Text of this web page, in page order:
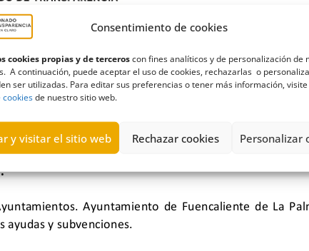
Consentimiento de cookies
cookies propias y de terceroscon fines analíticos y de personalización de
A continuación, puede aceptar el uso de cookies, rechazarlas o
ser utilizadas. Para editar sus preferencias o tener más información,
cookiesde nuestro sitio web.
y visitar el sitio web Rechazar cookies Personalizar